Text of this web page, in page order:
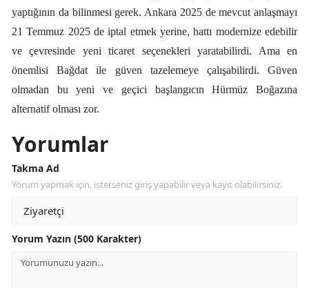
yaptığının da bilinmesi gerek. Ankara 2025 de mevcut anlaşmayı
21 Temmuz 2025 de iptal etmek yerine, hattı modernize edebilir
ve çevresinde yeni ticaret seçenekleri yaratabilirdi. Ama en
önemlisi Bağdat ile güven tazelemeye çalışabilirdi. Güven
olmadan bu yeni ve geçici başlangıcın Hürmüz Boğazına
alternatif olması zor.
Yorumlar
Takma Ad
Yorum yapmak için, isterseniz giriş yapabilir veya kayıt olabilirsiniz.
Yorum Yazın (500 Karakter)